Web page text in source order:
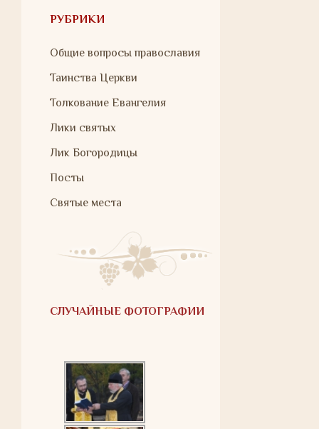
РУБРИКИ
Общие вопросы православия
Таинства Церкви
Толкование Евангелия
Лики святых
Лик Богородицы
Посты
Святые места
СЛУЧАЙНЫЕ ФОТОГРАФИИ